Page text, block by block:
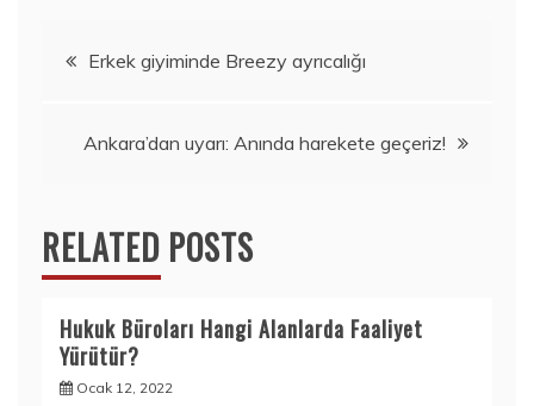
YazıErkek giyiminde Breezy ayrıcalığı
Ankara’dan uyarı: Anında harekete geçeriz!
RELATED POSTS
Hukuk Büroları Hangi Alanlarda Faaliyet
Yürütür?
Ocak 12, 2022